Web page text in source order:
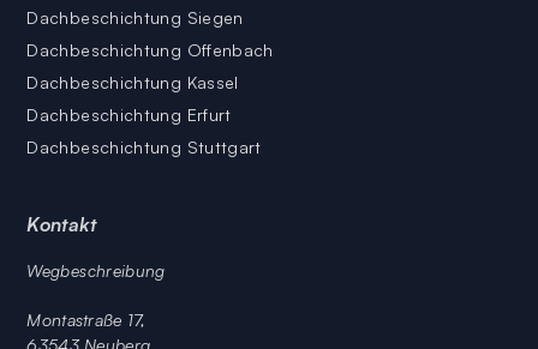
Dachbeschichtung Siegen
Dachbeschichtung Offenbach
Dachbeschichtung Kassel
Dachbeschichtung Erfurt
Dachbeschichtung Stuttgart
Kontakt
Wegbeschreibung
Montastraße 17,
63543 Neuberg